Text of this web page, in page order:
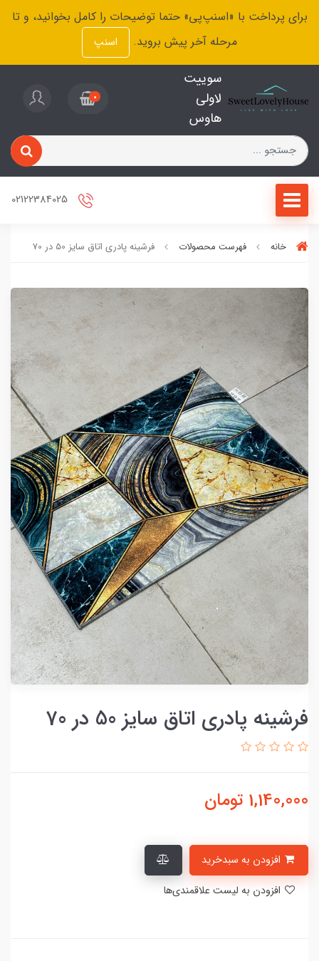
برای پرداخت با «اسنپ‌پی» حتما توضیحات را کامل بخوانید، و تا
مرحله آخر پیش بروید.
اسنپ
سوییت
لاولی
هاوس
0
خانه فهرست محصولات فرشینه پادری اتاق سایز 50 در 70
فرشینه پادری اتاق سایز 50 در 70
1,140,000 تومان